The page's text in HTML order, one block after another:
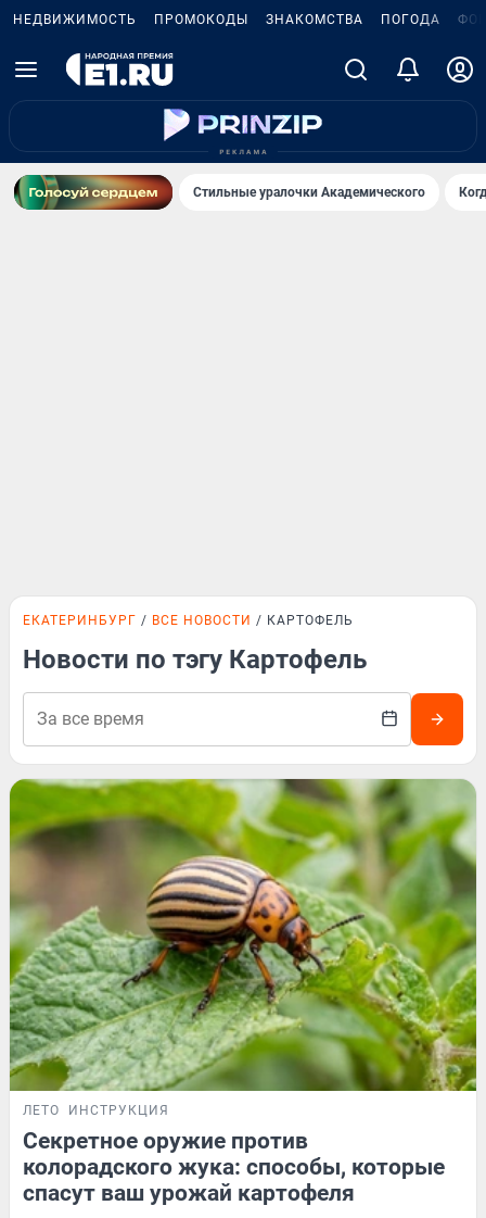
НЕДВИЖИМОСТЬ ПРОМОКОДЫ ЗНАКОМСТВА ПОГОДА
Стильные уралочки Академического
ЕКАТЕРИНБУРГ ВСЕ НОВОСТИ КАРТОФЕЛЬ
Новости по тэгу Картофель
ЛЕТО ИНСТРУКЦИЯ
Секретное оружие против
колорадского жука: способы, которые
спасут ваш урожай картофеля